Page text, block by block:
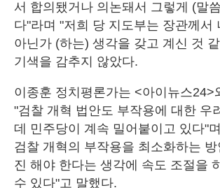
서 합의됐거나 의논돼서 그렇게 (말
다"라며 "저희 당 지도부는 장관께서
아닌가 (하는) 생각을 갖고 계신 것
기색을 감추지 않았다.
이종훈 정치평론가는 <아이뉴스24>
"검찰 개혁 법안도 부작용에 대한 우
데 민주당이 계속 밀어붙이고 있다"
검찰 개혁의 부작용을 최소화하는
진 해야 한다는 생각에 속도 조절을
수 있다"고 말했다.